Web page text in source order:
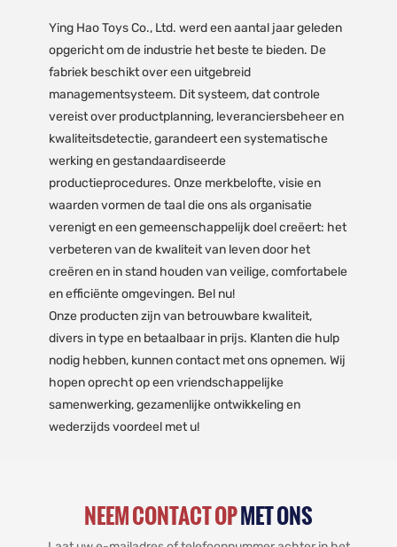
Ying Hao Toys Co., Ltd. werd een aantal jaar geleden
opgericht om de industrie het beste te bieden. De
fabriek beschikt over een uitgebreid
managementsysteem. Dit systeem, dat controle
vereist over productplanning, leveranciersbeheer en
kwaliteitsdetectie, garandeert een systematische
werking en gestandaardiseerde
productieprocedures. Onze merkbelofte, visie en
waarden vormen de taal die ons als organisatie
verenigt en een gemeenschappelijk doel creëert: het
verbeteren van de kwaliteit van leven door het
creëren en in stand houden van veilige, comfortabele
en efficiënte omgevingen. Bel nu!
Onze producten zijn van betrouwbare kwaliteit,
divers in type en betaalbaar in prijs. Klanten die hulp
nodig hebben, kunnen contact met ons opnemen. Wij
hopen oprecht op een vriendschappelijke
samenwerking, gezamenlijke ontwikkeling en
wederzijds voordeel met u!
NEEM CONTACT OPMET ONS